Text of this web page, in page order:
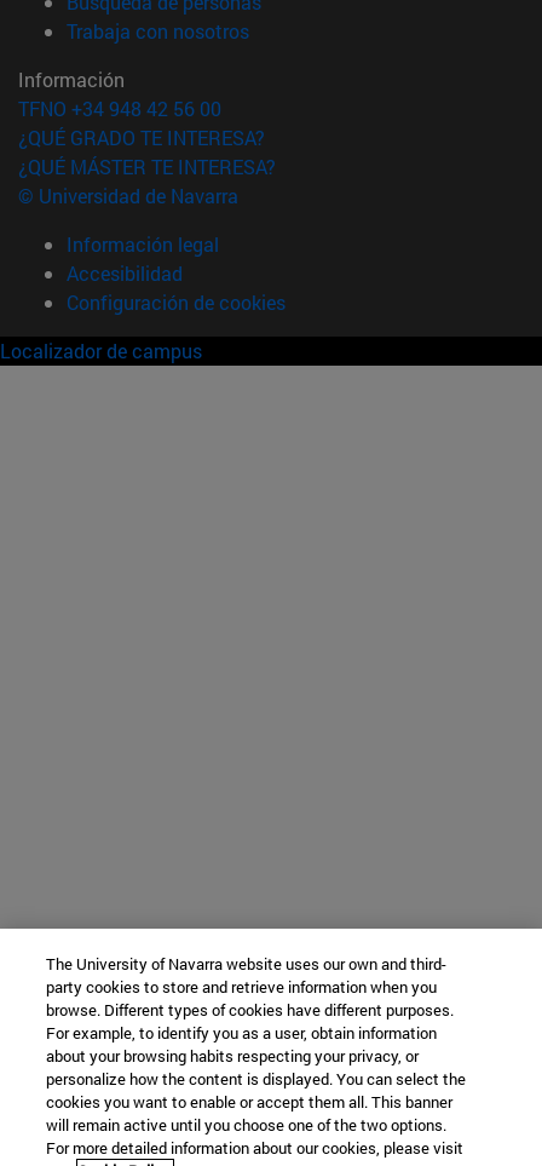
Trabaja con nosotros(abre en nueva ventana)
Información
TFNO +34 948 42 56 00
¿QUÉ GRADO TE INTERESA?
¿QUÉ MÁSTER TE INTERESA?
© Universidad de Navarra
Información legal
Accesibilidad
Configuración de cookies
Localizador de campus
The University of Navarra website uses our own and third-
party cookies to store and retrieve information when you
browse. Different types of cookies have different purposes.
For example, to identify you as a user, obtain information
about your browsing habits respecting your privacy, or
personalize how the content is displayed. You can select the
cookies you want to enable or accept them all. This banner
will remain active until you choose one of the two options.
For more detailed information about our cookies, please visit